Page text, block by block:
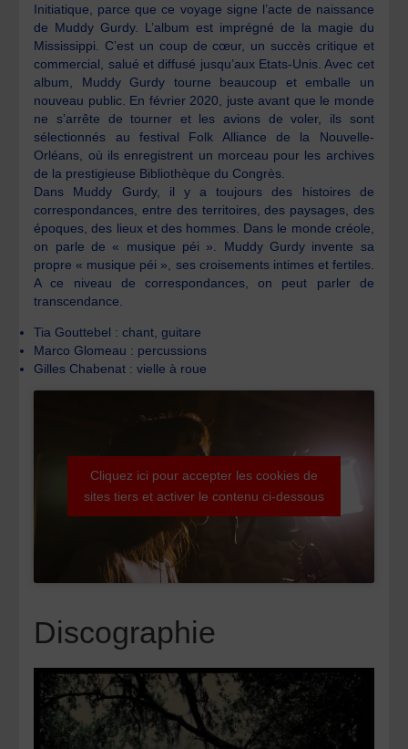
Initiatique, parce que ce voyage signe l’acte de naissance
de Muddy Gurdy. L’album est imprégné de la magie du
Mississippi. C’est un coup de cœur, un succès critique et
commercial, salué et diffusé jusqu’aux Etats-Unis. Avec cet
album, Muddy Gurdy tourne beaucoup et emballe un
nouveau public. En février 2020, juste avant que le monde
ne s’arrête de tourner et les avions de voler, ils sont
sélectionnés au festival Folk Alliance de la Nouvelle-
Orléans, où ils enregistrent un morceau pour les archives
de la prestigieuse Bibliothèque du Congrès.
Dans Muddy Gurdy, il y a toujours des histoires de
correspondances, entre des territoires, des paysages, des
époques, des lieux et des hommes. Dans le monde créole,
on parle de « musique péi ». Muddy Gurdy invente sa
propre « musique péi », ses croisements intimes et fertiles.
A ce niveau de correspondances, on peut parler de
transcendance.
Tia Gouttebel : chant, guitare
Marco Glomeau : percussions
Gilles Chabenat : vielle à roue
Cliquez ici pour accepter les cookies de
sites tiers et activer le contenu ci-dessous
Discographie